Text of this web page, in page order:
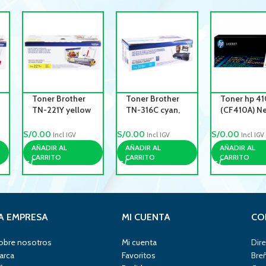
Toner Brother
TN-221Y yellow
S/0.00 Incl IGV
AÑADIR AL
CARRITO
Toner Brother
TN-316C cyan,
3,500pg
S/0.00 Incl IGV
AÑADIR AL
CARRITO
Toner hp
(CF410A)
Color
Pro M452nw
S/0.00 Incl IGV
AÑADIR AL
CARRITO
EMPRESA
nosotros
MI CUENTA
Mi cuenta
Favoritos